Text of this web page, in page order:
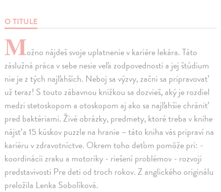
O TITULE
Možno nájdeš svoje uplatnenie v kariére lekára. Táto
záslužná práca v sebe nesie veľa zodpovednosti a jej štúdium
nie je z tých najľahších. Neboj sa výzvy, začni sa pripravovať
už teraz! S touto zábavnou knižkou sa dozvieš, aký je rozdiel
medzi stetoskopom a otoskopom aj ako sa najľahšie chrániť
pred baktériami. Živé obrázky, predmety, ktoré treba v knihe
nájsť a 15 kúskov puzzle na hranie – táto kniha vás pripraví na
kariéru v zdravotníctve. Okrem toho deťom pomôže pri: -
koordinácii zraku a motoriky - riešení problémov - rozvoji
predstavivosti Pre deti od troch rokov. Z anglického originálu
preložila Lenka Sobolíková.